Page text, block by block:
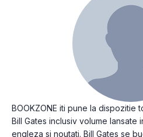
BOOKZONE iti pune la dispozitie
Bill Gates inclusiv volume lansate
engleza si noutati. Bill Gates se